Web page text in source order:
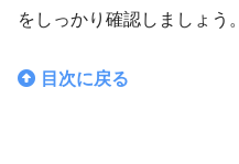
をしっかり確認しましょう。
目次に戻る